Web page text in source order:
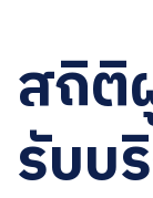
สถิติ
รับบ